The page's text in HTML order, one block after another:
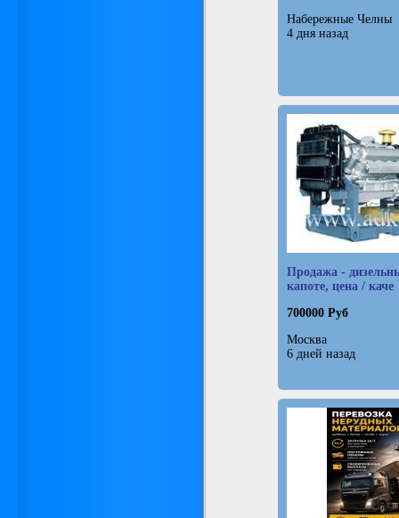
Набережные Челны
4 дня назад
Продажа -
капоте, цена / каче
700000 Руб
Москва
6 дней назад